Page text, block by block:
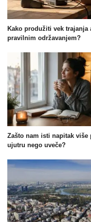
Kako produžiti vek trajanja
pravilnim održavanjem?
Zašto nam isti napitak više
ujutru nego uveče?